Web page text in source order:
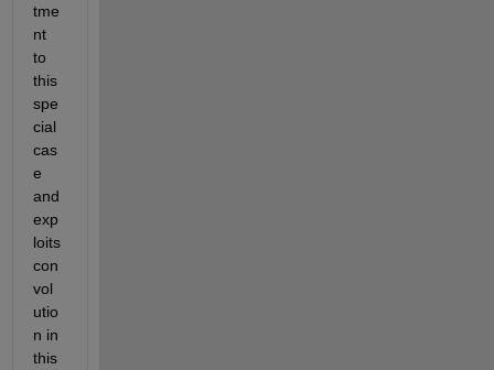
tme
nt
to
this
spe
cial
cas
e
and
exp
loits
con
vol
utio
n in
this